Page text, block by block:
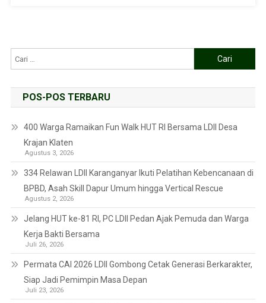
POS-POS TERBARU
400 Warga Ramaikan Fun Walk HUT RI Bersama LDII Desa
Krajan Klaten
Agustus 3, 2026
334 Relawan LDII Karanganyar Ikuti Pelatihan Kebencanaan di
BPBD, Asah Skill Dapur Umum hingga Vertical Rescue
Agustus 2, 2026
Jelang HUT ke-81 RI, PC LDII Pedan Ajak Pemuda dan Warga
Kerja Bakti Bersama
Juli 26, 2026
Permata CAI 2026 LDII Gombong Cetak Generasi Berkarakter,
Siap Jadi Pemimpin Masa Depan
Juli 23, 2026